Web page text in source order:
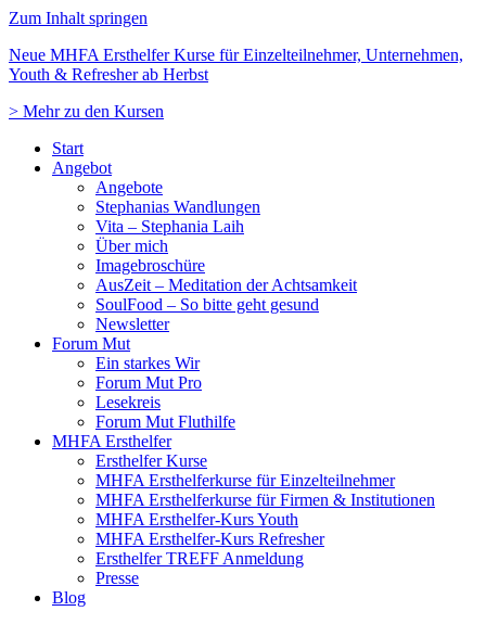
Zum Inhalt springen
Neue MHFA Ersthelfer Kurse für Einzelteilnehmer, Unternehmen,
Youth & Refresher ab Herbst
> Mehr zu den Kursen
Start
Angebot
Angebote
Stephanias Wandlungen
Vita – Stephania Laih
Über mich
Imagebroschüre
AusZeit – Meditation der Achtsamkeit
SoulFood – So bitte geht gesund
Newsletter
Forum Mut
Ein starkes Wir
Forum Mut Pro
Lesekreis
Forum Mut Fluthilfe
MHFA Ersthelfer
Ersthelfer Kurse
MHFA Ersthelferkurse für Einzelteilnehmer
MHFA Ersthelferkurse für Firmen & Institutionen
MHFA Ersthelfer-Kurs Youth
MHFA Ersthelfer-Kurs Refresher
Ersthelfer TREFF Anmeldung
Presse
Blog